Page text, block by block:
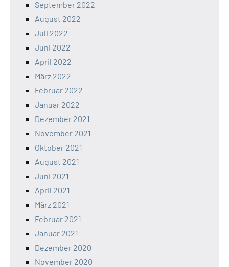
September 2022
August 2022
Juli 2022
Juni 2022
April 2022
März 2022
Februar 2022
Januar 2022
Dezember 2021
November 2021
Oktober 2021
August 2021
Juni 2021
April 2021
März 2021
Februar 2021
Januar 2021
Dezember 2020
November 2020